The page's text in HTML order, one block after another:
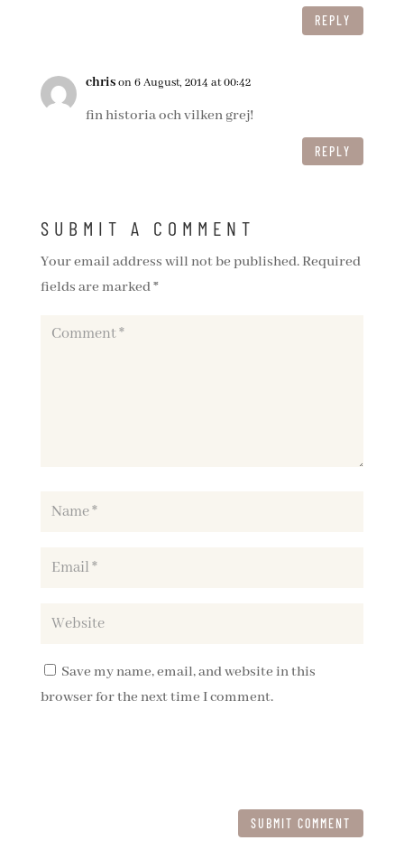
REPLY
chrison 6 August, 2014 at 00:42
fin historia och vilken grej!
REPLY
SUBMIT A COMMENT
Your email address will not be published.Required
fields are marked*
Save my name, email, and website in this
browser for the next time I comment.
SUBMIT COMMENT